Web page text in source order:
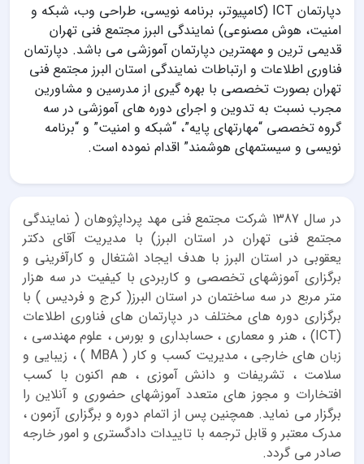
دپارتمان ICT (کامپیوتر، برنامه نویسی، طراحی وب، شبکه و
امنیت، هوش مصنوعی) نمایندگی البرز مجتمع فنی تهران
قدیمی ترین و مهمترین دپارتمان آموزشی می باشد. دپارتمان
فناوری اطلاعات و ارتباطات نمایندگی استان البرز مجتمع فنی
تهران بصورت تخصصی با بهره گیری از مدرسین و مشاورین
مجرب نسبت به تدوین و اجرای دوره های آموزشی در سه
گروه تخصصی “مهارتهای پایه”، “شبکه و امنیت” و “برنامه
نویسی و سیستمهای هوشمند” اقدام نموده است.
در سال 1387 شرکت مجتمع فنی مهد پرداپژوهان ( نمایندگی
مجتمع فنی تهران در استان البرز) با مدیریت آقای دکتر
یعقوبی در استان البرز با هدف ایجاد اشتغال و کارآفرینی و
برگزاری آموزشهای تخصصی و کاربردی با کیفیت در سه هزار
متر مربع در سه ساختمان در استان البرز( کرج و فردیس ) با
برگزاری دوره های مختلف در دپارتمان های فناوری اطلاعات
(ICT) ، هنر و معماری ، حسابداری و بورس ، علوم مهندسی ،
زبان های خارجی ، مدیریت کسب و کار ( MBA ) ، زیبایی و
سلامت ، تشریفات و دانش آموزی ، هم اکنون با کسب
افتخارات و مجوز های متعدد آموزشهای حضوری و آنلاین را
برگزار می نماید. همچنین پس از اتمام دوره و برگزاری آزمون ،
مدرک معتبر و قابل ترجمه با تاییدات دادگستری و امور خارجه
صادر می گردد.